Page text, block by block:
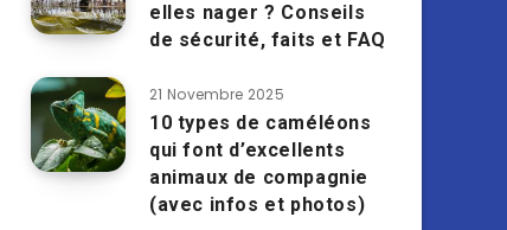
elles nager ? Conseils
de sécurité, faits et FAQ
21 Novembre 2025
10 types de caméléons
qui font d’excellents
animaux de compagnie
(avec infos et photos)